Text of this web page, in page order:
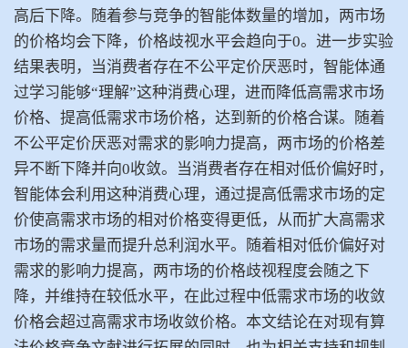
高后下降。随着参与竞争的智能体数量的增加，两市场
的价格均会下降，价格歧视水平会趋向于0。进一步实验
结果表明，当消费者存在不公平定价厌恶时，智能体通
过学习能够“理解”这种消费心理，进而降低高需求市场
价格、提高低需求市场价格，达到新的价格合谋。随着
不公平定价厌恶对需求的影响力提高，两市场的价格差
异不断下降并向0收敛。当消费者存在相对低价偏好时，
智能体会利用这种消费心理，通过提高低需求市场的定
价使高需求市场的相对价格变得更低，从而扩大高需求
市场的需求量而提升总利润水平。随着相对低价偏好对
需求的影响力提高，两市场的价格歧视程度会随之下
降，并维持在较低水平，在此过程中低需求市场的收敛
价格会超过高需求市场收敛价格。本文结论在对现有算